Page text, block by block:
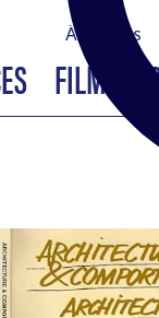
À propos
FILMS &